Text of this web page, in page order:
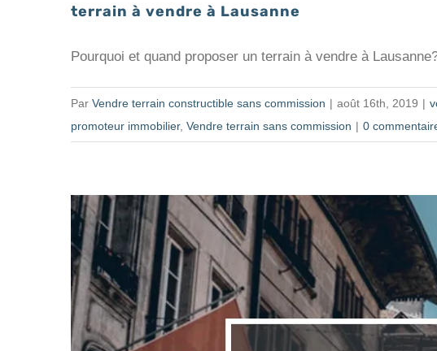
terrain à vendre à Lausanne
Pourquoi et quand proposer un terrain à vendre à
Par Vendre terrain constructible sans commission | août 16th, 2019 |
promoteur immobilier, Vendre terrain sans commission | 0